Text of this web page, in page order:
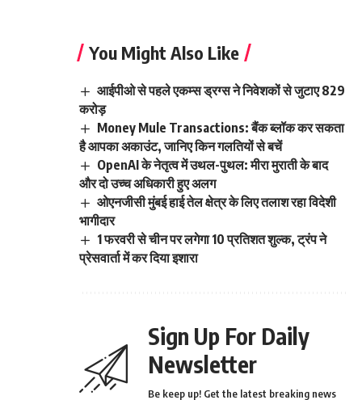
You Might Also Like
आईपीओ से पहले एकम्स ड्रग्स ने निवेशकों से जुटाए 829
करोड़
Money Mule Transactions: बैंक ब्लॉक कर सकता
है आपका अकाउंट, जानिए किन गलतियों से बचें
OpenAI के नेतृत्व में उथल-पुथल: मीरा मुराती के बाद
और दो उच्च अधिकारी हुए अलग
ओएनजीसी मुंबई हाई तेल क्षेत्र के लिए तलाश रहा विदेशी
भागीदार
1 फरवरी से चीन पर लगेगा 10 प्रतिशत शुल्क, ट्रंप ने
प्रेसवार्ता में कर दिया इशारा
Sign Up For Daily
Newsletter
Be keep up! Get the latest breaking news